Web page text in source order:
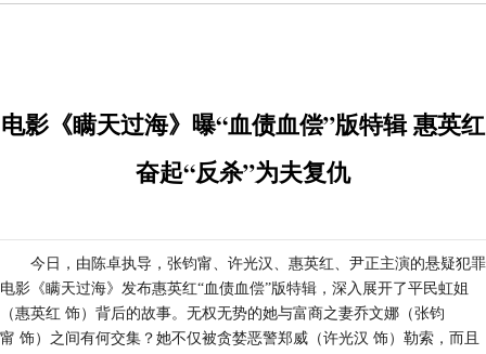
电影《瞒天过海》曝“血债血偿”版特辑 惠英红
奋起“反杀”为夫复仇
今日， 由陈卓执导 ，张钧甯、许光汉、惠英红、 尹正主演的悬疑犯罪
电影《瞒天过海》发布惠英红“血债血偿”版特辑，深入展开了平民虹姐
（惠英红 饰）背后的故事。无权无势的她与富商之妻乔文娜（张钧
甯 饰）之间有何交集？她不仅被贪婪恶警郑威（许光汉 饰）勒索，而且